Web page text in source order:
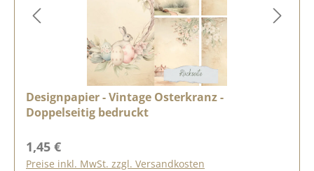
Designpapier - Vintage Osterkranz -
Doppelseitig bedruckt
Regulärer Preis:
1,45 €
Preise inkl. MwSt. zzgl. Versandkosten